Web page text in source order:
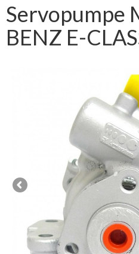
Servopumpe
BENZ E-